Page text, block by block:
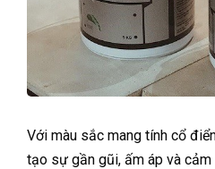
Với màu sắc mang tính cổ
tạo sự gần gũi, ấm áp và